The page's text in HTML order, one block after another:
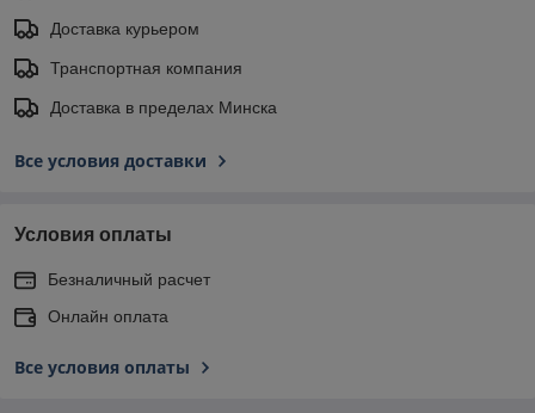
Доставка курьером
Транспортная компания
Доставка в пределах Минска
Все условия доставки
Условия оплаты
Безналичный расчет
Онлайн оплата
Все условия оплаты